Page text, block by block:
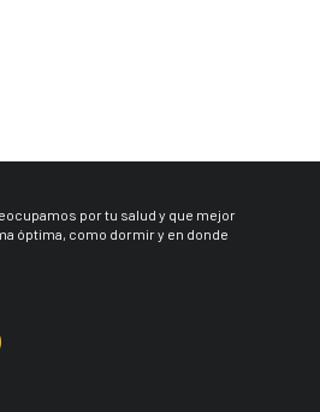
por tu salud y que mejor
óptima, como dormir y en donde